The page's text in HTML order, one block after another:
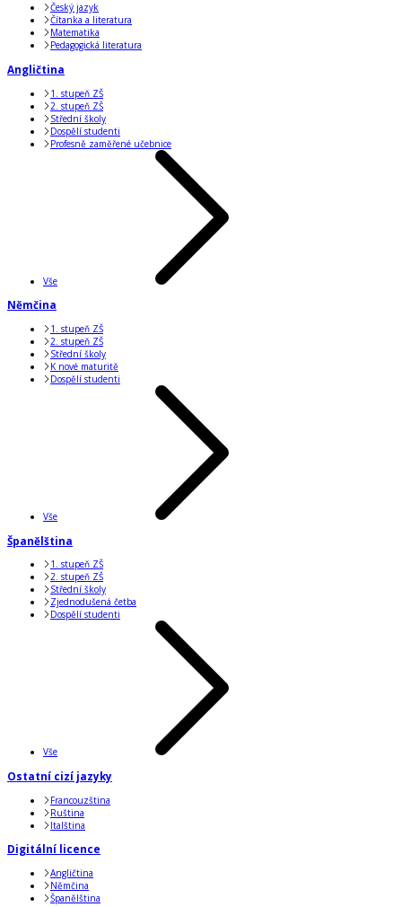
Český jazyk
Čítanka a literatura
Matematika
Pedagogická literatura
Angličtina
1. stupeň ZŠ
2. stupeň ZŠ
Střední školy
Dospělí studenti
Profesně zaměřené učebnice
Vše
Němčina
1. stupeň ZŠ
2. stupeň ZŠ
Střední školy
K nové maturitě
Dospělí studenti
Vše
Španělština
1. stupeň ZŠ
2. stupeň ZŠ
Střední školy
Zjednodušená četba
Dospělí studenti
Vše
Ostatní cizí jazyky
Francouzština
Ruština
Italština
Digitální licence
Angličtina
Němčina
Španělština